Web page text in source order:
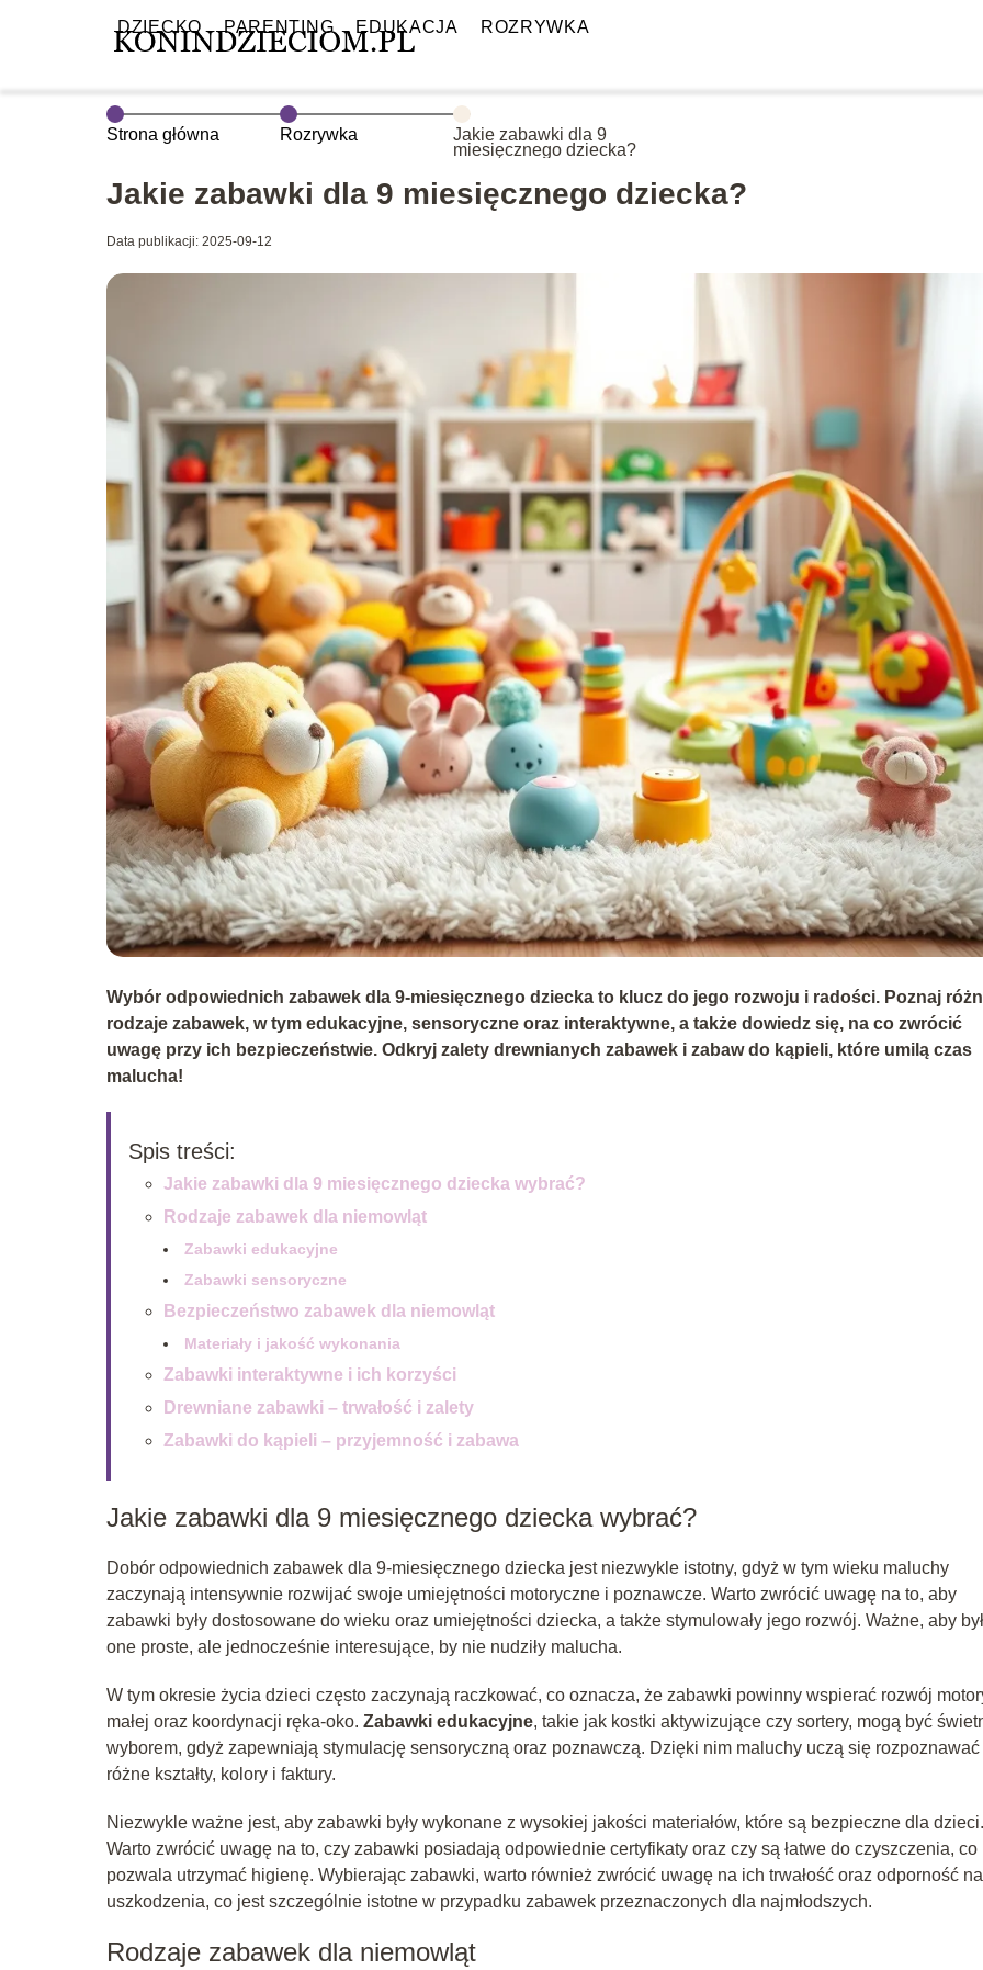
DZIECKO PARENTING EDUKACJA ROZRYWKA
Strona główna Rozrywka
Jakie zabawki dla 9
miesięcznego dziecka?
Jakie zabawki dla 9 miesięcznego dziecka?
Data publikacji: 2025-09-12
Wybór odpowiednich zabawek dla 9-miesięcznego dziecka to klucz do jego rozwoju i radości. Poznaj
rodzaje zabawek, w tym edukacyjne, sensoryczne oraz interaktywne, a także dowiedz się, na co zwrócić
uwagę przy ich bezpieczeństwie. Odkryj zalety drewnianych zabawek i zabaw do kąpieli, które umilą czas
malucha!
Spis treści:
Jakie zabawki dla 9 miesięcznego dziecka wybrać?
Rodzaje zabawek dla niemowląt
Zabawki edukacyjne
Zabawki sensoryczne
Bezpieczeństwo zabawek dla niemowląt
Materiały i jakość wykonania
Zabawki interaktywne i ich korzyści
Drewniane zabawki – trwałość i zalety
Zabawki do kąpieli – przyjemność i zabawa
Jakie zabawki dla 9 miesięcznego dziecka wybrać?
Dobór odpowiednich zabawek dla 9-miesięcznego dziecka jest niezwykle istotny, gdyż w tym wieku maluchy
zaczynają intensywnie rozwijać swoje umiejętności motoryczne i poznawcze. Warto zwrócić uwagę na to, aby
zabawki były dostosowane do wieku oraz umiejętności dziecka, a także stymulowały jego rozwój. Ważne, aby
one proste, ale jednocześnie interesujące, by nie nudziły malucha.
W tym okresie życia dzieci często zaczynają raczkować, co oznacza, że zabawki powinny wspierać rozwój
małej oraz koordynacji ręka-oko. Zabawki edukacyjne, takie jak kostki aktywizujące czy sortery, mogą być
wyborem, gdyż zapewniają stymulację sensoryczną oraz poznawczą. Dzięki nim maluchy uczą się rozpoznawać
różne kształty, kolory i faktury.
Niezwykle ważne jest, aby zabawki były wykonane z wysokiej jakości materiałów, które są bezpieczne dla dzieci.
Warto zwrócić uwagę na to, czy zabawki posiadają odpowiednie certyfikaty oraz czy są łatwe do czyszczenia, co
pozwala utrzymać higienę. Wybierając zabawki, warto również zwrócić uwagę na ich trwałość oraz odporność na
uszkodzenia, co jest szczególnie istotne w przypadku zabawek przeznaczonych dla najmłodszych.
Rodzaje zabawek dla niemowląt